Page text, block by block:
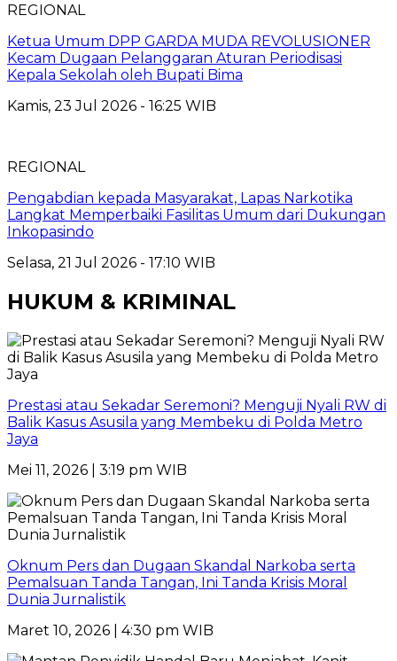
REGIONAL
Ketua Umum DPP GARDA MUDA REVOLUSIONER
Kecam Dugaan Pelanggaran Aturan Periodisasi
Kepala Sekolah oleh Bupati Bima
Kamis, 23 Jul 2026 - 16:25 WIB
REGIONAL
Pengabdian kepada Masyarakat, Lapas Narkotika
Langkat Memperbaiki Fasilitas Umum dari Dukungan
Inkopasindo
Selasa, 21 Jul 2026 - 17:10 WIB
HUKUM & KRIMINAL
Prestasi atau Sekadar Seremoni? Menguji Nyali RW di
Balik Kasus Asusila yang Membeku di Polda Metro
Jaya
Mei 11, 2026 | 3:19 pm WIB
Oknum Pers dan Dugaan Skandal Narkoba serta
Pemalsuan Tanda Tangan, Ini Tanda Krisis Moral
Dunia Jurnalistik
Maret 10, 2026 | 4:30 pm WIB